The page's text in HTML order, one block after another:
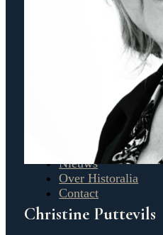
Christine Puttevils
Tickets & Speeldata
Groepen & VIP
Veelgestelde vragen
Nieuws
Over Historalia
Contact